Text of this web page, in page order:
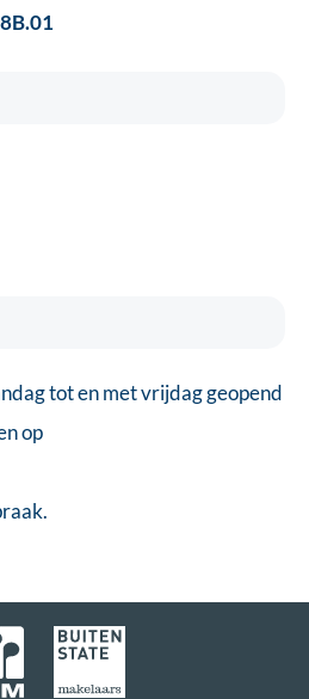
tot en met vrijdag geopend
op